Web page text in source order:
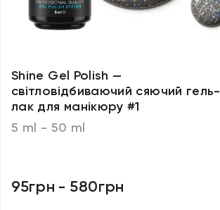
Shine Gel Polish —
світловідбиваючий сяючий гель-
лак для манікюру #1
5 ml - 50 ml
95грн - 580грн